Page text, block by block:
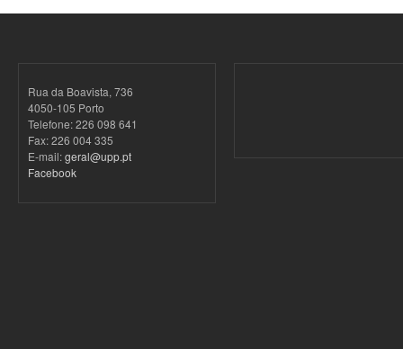
Rua da Boavista, 736
4050-105 Porto
Telefone: 226 098 641
Fax: 226 004 335
E-mail:geral@upp.pt
Facebook